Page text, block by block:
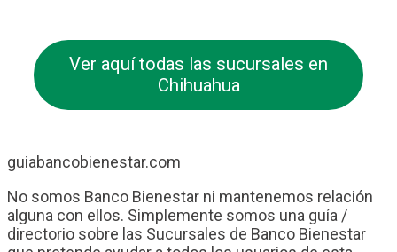
Ver aquí todas las sucursales en
Chihuahua
guiabancobienestar.com
No somos Banco Bienestar ni mantenemos relación
alguna con ellos. Simplemente somos una guía /
directorio sobre las Sucursales de Banco Bienestar